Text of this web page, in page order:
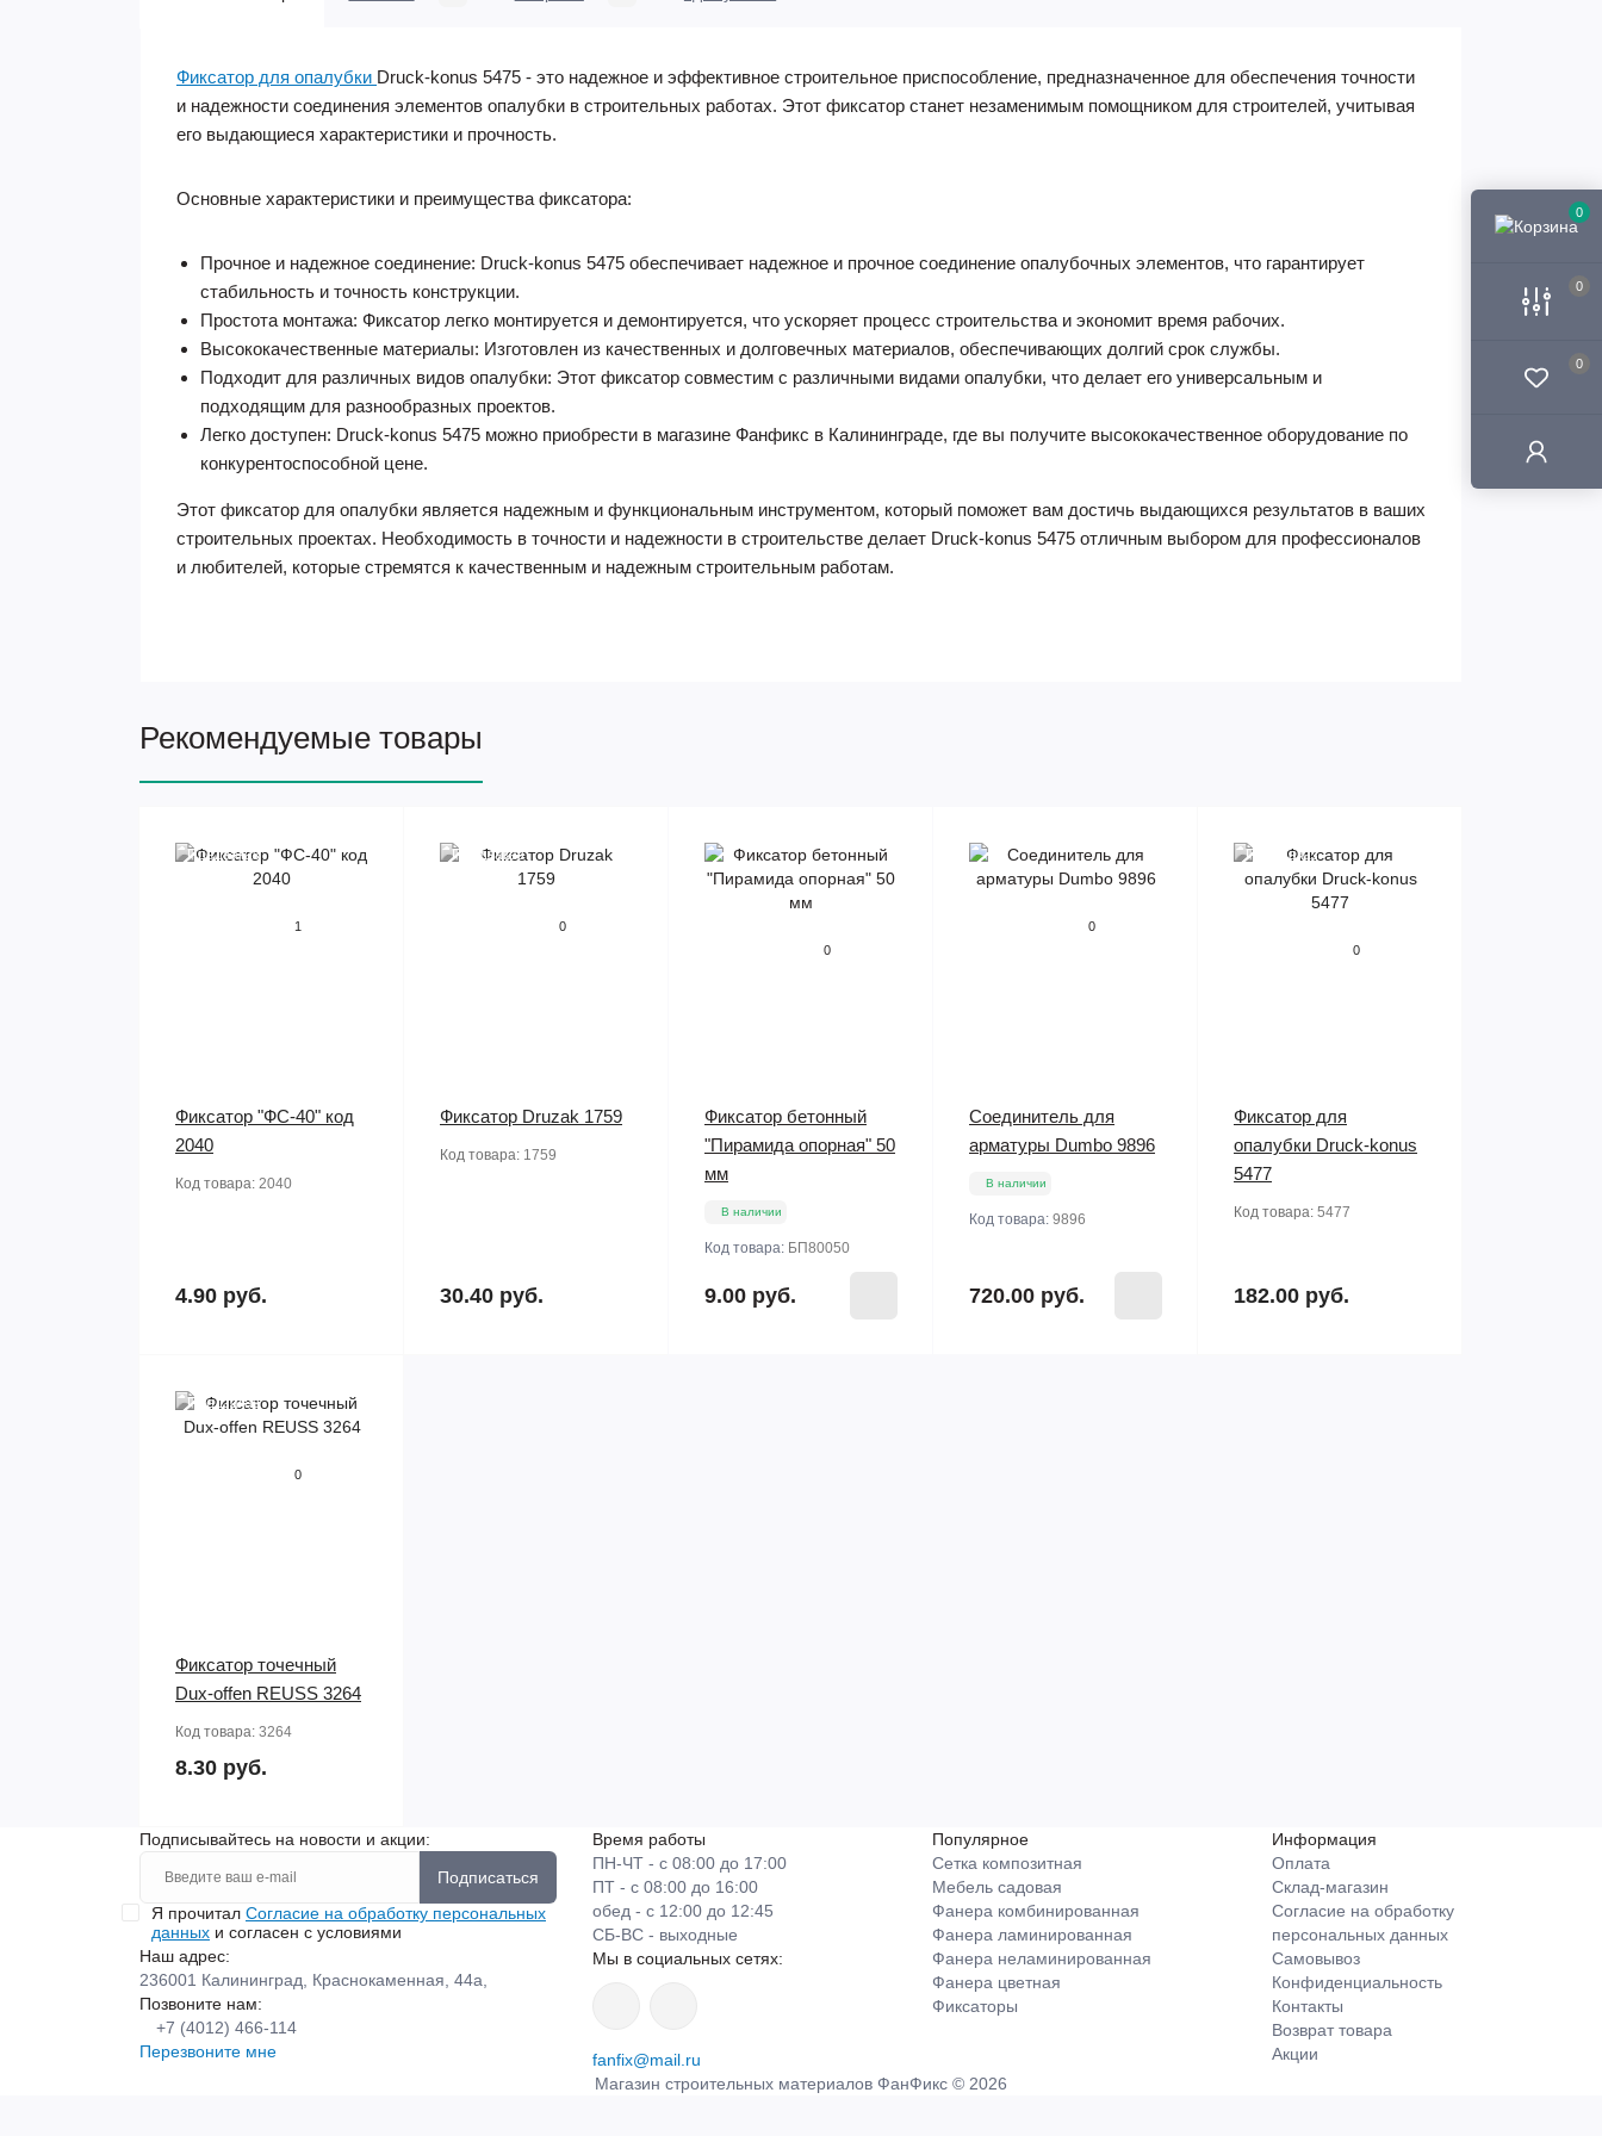
0
0
0
Фиксатор для опалубки Druck-konus 5475 - это надежное и эффективное строительное приспособление, предназначенное для обеспечения точности
и надежности соединения элементов опалубки в строительных работах. Этот фиксатор станет незаменимым помощником для строителей, учитывая
его выдающиеся характеристики и прочность.
Основные характеристики и преимущества фиксатора:
Прочное и надежное соединение: Druck-konus 5475 обеспечивает надежное и прочное соединение опалубочных элементов, что гарантирует
стабильность и точность конструкции.
Простота монтажа: Фиксатор легко монтируется и демонтируется, что ускоряет процесс строительства и экономит время рабочих.
Высококачественные материалы: Изготовлен из качественных и долговечных материалов, обеспечивающих долгий срок службы.
Подходит для различных видов опалубки: Этот фиксатор совместим с различными видами опалубки, что делает его универсальным и
подходящим для разнообразных проектов.
Легко доступен: Druck-konus 5475 можно приобрести в магазине Фанфикс в Калининграде, где вы получите высококачественное оборудование по
конкурентоспособной цене.
Этот фиксатор для опалубки является надежным и функциональным инструментом, который поможет вам достичь выдающихся результатов в ваших
строительных проектах. Необходимость в точности и надежности в строительстве делает Druck-konus 5475 отличным выбором для профессионалов
и любителей, которые стремятся к качественным и надежным строительным работам.
Рекомендуемые товары
Предзаказ
1
Фиксатор "ФС-40" код
2040
Код товара: 2040
4.90 руб.
Предзаказ
0
Фиксатор Druzak 1759
Код товара: 1759
30.40 руб.
0
Фиксатор бетонный
"Пирамида опорная" 50
мм
В наличии
Код товара: БП80050
9.00 руб.
0
Соединитель для
арматуры Dumbo 9896
В наличии
Код товара: 9896
720.00 руб.
Предзаказ
0
Фиксатор для
опалубки Druck-konus
5477
Код товара: 5477
182.00 руб.
Предзаказ
0
Фиксатор точечный
Dux-offen REUSS 3264
Код товара: 3264
8.30 руб.
Подписывайтесь на новости и акции:
Подписаться
Я прочитал Согласие на обработку персональных
данных и согласен с условиями
Наш адрес:
236001 Калининград, Краснокаменная, 44а,
Позвоните нам:
+7 (4012) 466-114
Перезвоните мне
Время работы
ПН-ЧТ - с 08:00 до 17:00
ПТ - с 08:00 до 16:00
обед - с 12:00 до 12:45
СБ-ВС - выходные
Мы в социальных сетях:
fanfix@mail.ru
Популярное
Сетка композитная
Мебель садовая
Фанера комбинированная
Фанера ламинированная
Фанера неламинированная
Фанера цветная
Фиксаторы
Информация
Оплата
Склад-магазин
Согласие на обработку
персональных данных
Самовывоз
Конфиденциальность
Контакты
Возврат товара
Акции
Магазин строительных материалов ФанФикс © 2026